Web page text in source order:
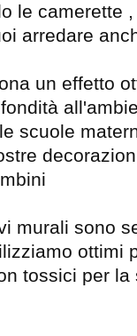
le camerette
arredare
un effetto
scuole
murali sono
ottimi
tossici per la